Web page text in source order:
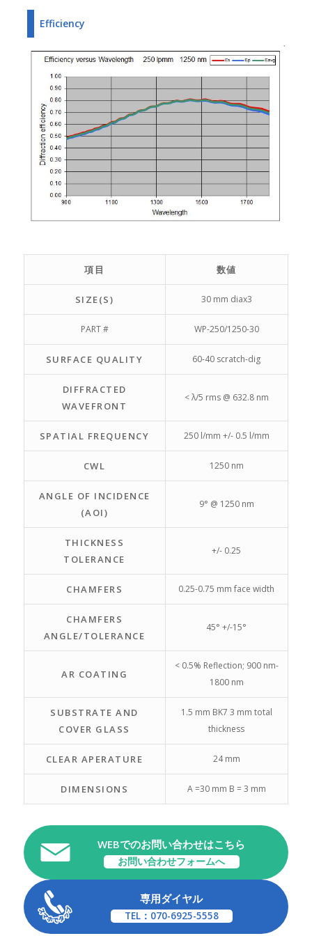
Efficiency
項目 数値
SIZE(S) 30 mm diax3
PART # WP-250/1250-30
SURFACE QUALITY 60-40 scratch-dig
DIFFRACTED
WAVEFRONT
< λ/5 rms @ 632.8 nm
SPATIAL FREQUENCY 250 l/mm +/- 0.5 l/mm
CWL 1250 nm
ANGLE OF INCIDENCE
(AOI)
9° @ 1250 nm
THICKNESS
TOLERANCE
+/- 0.25
CHAMFERS 0.25-0.75 mm face width
CHAMFERS
ANGLE/TOLERANCE
45° +/-15°
AR COATING
< 0.5% Reflection; 900 nm-
1800 nm
SUBSTRATE AND
COVER GLASS
1.5 mm BK7 3 mm total
thickness
CLEAR APERATURE 24 mm
DIMENSIONS A =30 mm B = 3 mm
WEBでのお問い合わせはこちら
お問い合わせフォームへ
専用ダイヤル
TEL：070-6925-5558